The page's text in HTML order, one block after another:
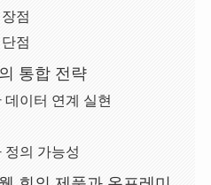
점
점
통합 전략
데이터 연계 실현
정의 가능성